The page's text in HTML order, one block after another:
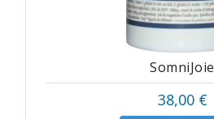
SomniJoie
38,00 €